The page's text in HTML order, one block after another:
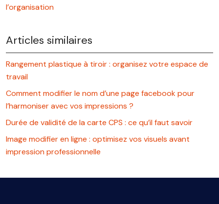
l’organisation
Articles similaires
Rangement plastique à tiroir : organisez votre espace de
travail
Comment modifier le nom d’une page facebook pour
l’harmoniser avec vos impressions ?
Durée de validité de la carte CPS : ce qu’il faut savoir
Image modifier en ligne : optimisez vos visuels avant
impression professionnelle